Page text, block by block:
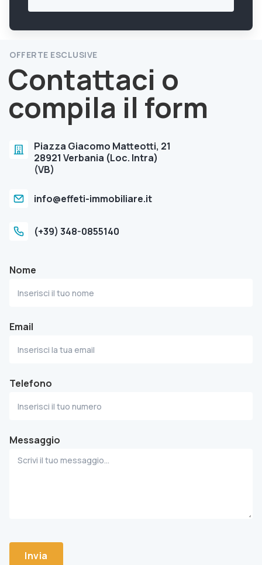
OFFERTE ESCLUSIVE
Contattaci o
compila il form
Piazza Giacomo Matteotti, 21
28921 Verbania (Loc. Intra)
(VB)
info@effeti-immobiliare.it
(+39) 348-0855140
Nome
Email
Telefono
Messaggio